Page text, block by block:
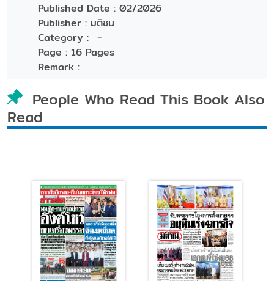
Published Date : 02/2026
Publisher : มติชน
Category : -
Page : 16 Pages
Remark :
People Who Read This Book Also
Read